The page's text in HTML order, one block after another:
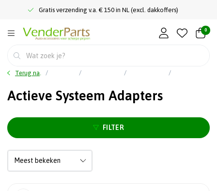
Gratis verzending v.a. € 150 in NL (excl. dakkoffers)
0
Terug naar home
Actieve Systeem Adapters
FILTER